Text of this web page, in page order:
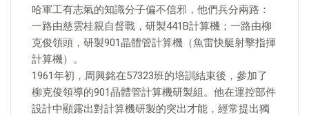
哈軍工有志氣的知識分子偏不信邪，他們兵分兩路：
一路由慈雲桂親自督戰，研製441B計算機；一路由柳
克俊領頭，研製901晶體管計算機（魚雷快艇射擊指揮
計算機）。
1961年初，周興銘在57323班的培訓結束後，參加了
柳克俊領導的901晶體管計算機研製組。他在運控部件
設計中顯露出對計算機研製的突出才能，經常提出獨